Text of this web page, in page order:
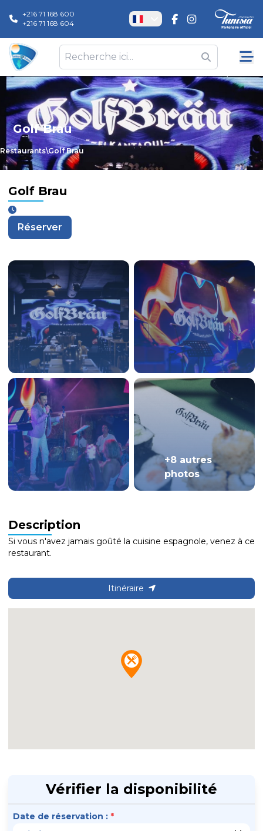
+216 71 168 600
+216 71 168 604
Golf Brau
Restaurants\Golf Brau
Golf Brau
Réserver
+8 autres
photos
Description
Si vous n'avez jamais goûté la cuisine espagnole, venez à ce
restaurant.
Itinéraire
Vérifier la disponibilité
Date de réservation : *